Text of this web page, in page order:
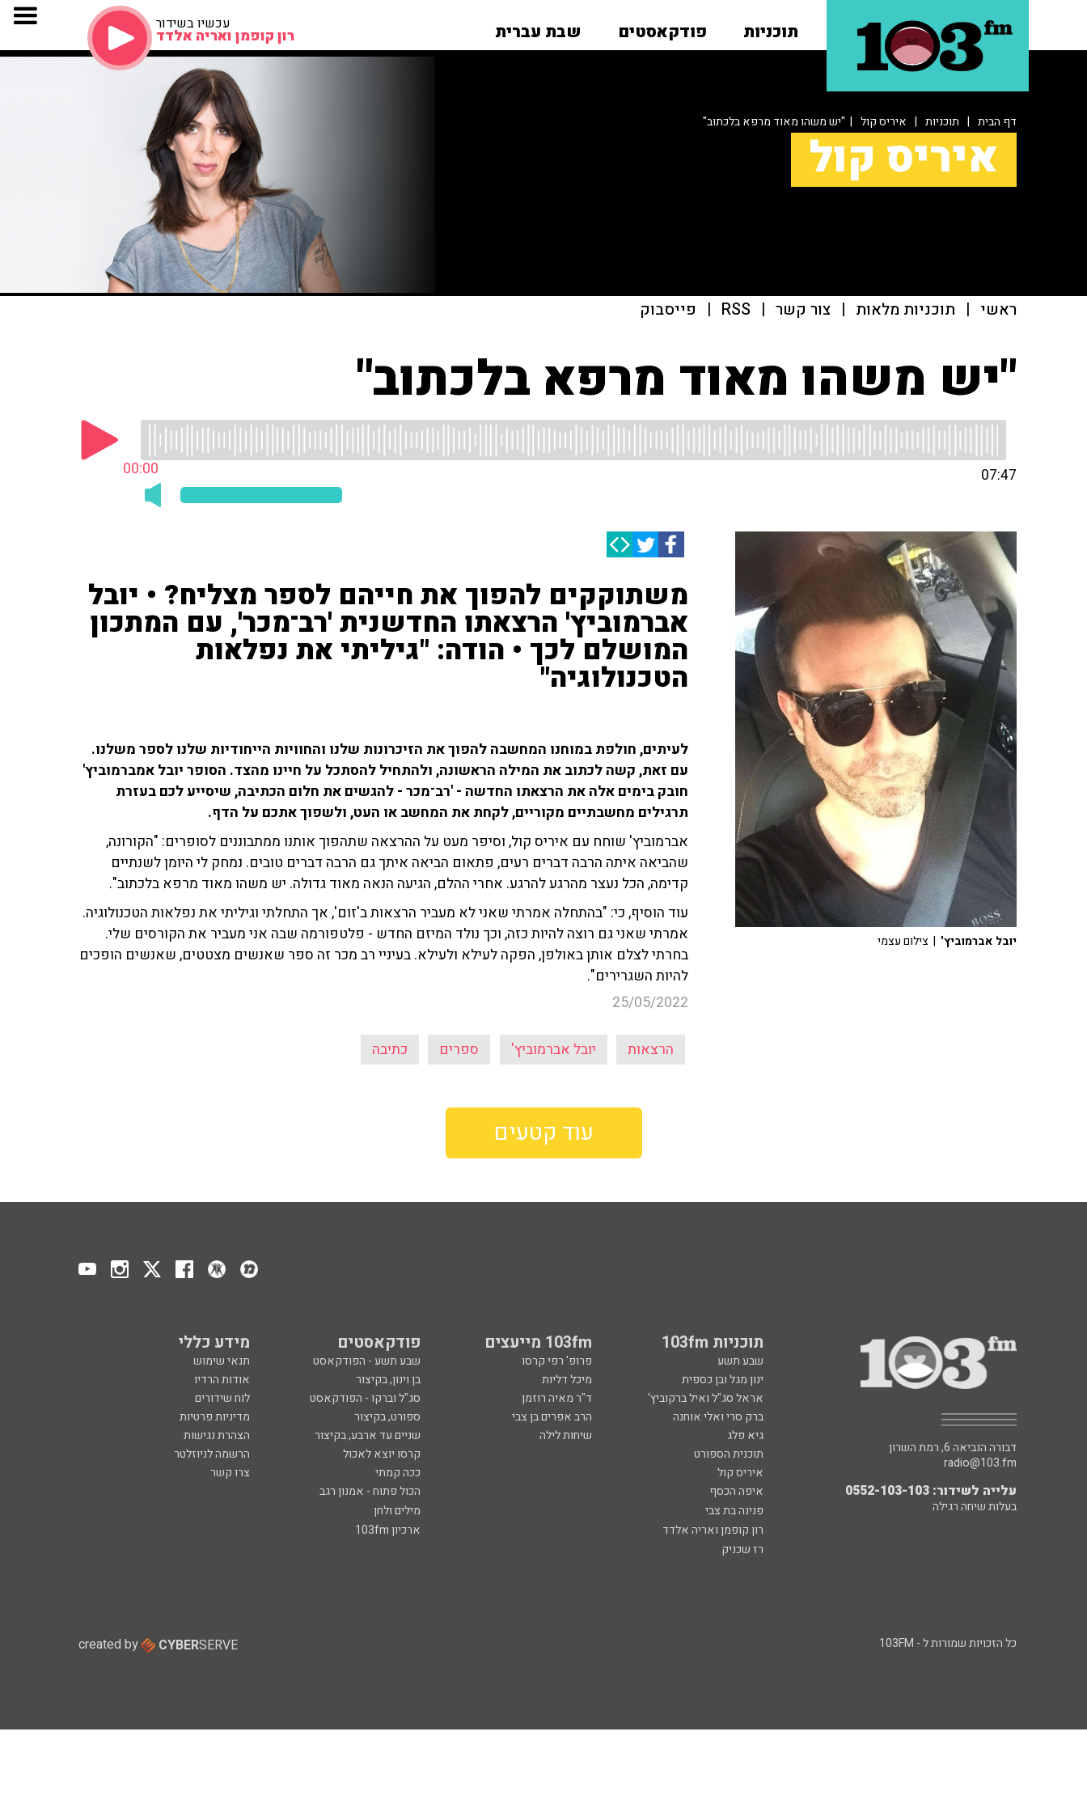
תוכניות פודקאסטים שבת עברית עכשיו בשידור
רון קופמן ואריה אלדד
דף הבית | תוכניות | איריס קול | "יש משהו מאוד מרפא בלכתוב"
איריס קול
ראשי | תוכניות מלאות | צור קשר |
RSS
| פייסבוק
"יש משהו מאוד מרפא בלכתוב"
00:00 07:47
משתוקקים להפוך את חייהם לספר מצליח? • יובל
אברמוביץ' הרצאתו החדשנית 'רב־מכר', עם המתכון
המושלם לכך • הודה: "גיליתי את נפלאות
הטכנולוגיה"
לעיתים, חולפת במוחנו המחשבה להפוך את הזיכרונות שלנו והחוויות הייחודיות שלנו לספר משלנו.
עם זאת, קשה לכתוב את המילה הראשונה, ולהתחיל להסתכל על חיינו מהצד. הסופר יובל אמברמוביץ'
חובק בימים אלה את הרצאתו החדשה - 'רב־מכר - להגשים את חלום הכתיבה, שיסייע לכם בעזרת
תרגילים מחשבתיים מקוריים, לקחת את המחשב או העט, ולשפוך אתכם על הדף.
אברמוביץ' שוחח עם איריס קול, וסיפר מעט על ההרצאה שתהפוך אותנו ממתבוננים לסופרים: "הקורונה,
שהביאה איתה הרבה דברים רעים, פתאום הביאה איתך גם הרבה דברים טובים. נמחק לי היומן לשנתיים
קדימה, הכל נעצר מהרגע להרגע. אחרי ההלם, הגיעה הנאה מאוד גדולה. יש משהו מאוד מרפא בלכתוב".
עוד הוסיף, כי: "בהתחלה אמרתי שאני לא מעביר הרצאות ב'זום', אך התחלתי וגיליתי את נפלאות הטכנולוגיה.
אמרתי שאני גם רוצה להיות כזה, וכך נולד המיזם החדש - פלטפורמה שבה אני מעביר את הקורסים שלי.
בחרתי לצלם אותן באולפן, הפקה לעילא ולעילא. בעיניי רב מכר זה ספר שאנשים מצטטים, שאנשים הופכים
להיות השגרירים".
25/05/2022
הרצאות יובל אברמוביץ' ספרים כתיבה
יובל אברמוביץ' | צילום עצמי
עוד קטעים
תוכניות 103fm 103fm מייעצים פודקאסטים מידע כללי
שבע תשע פרופ' רפי קרסו שבע תשע - הפודקאסט
תנאי שימוש
ינון מגל ובן כספית
מיכל דליות בן וינון, בקיצור
אודות הרדיו
אראל סג"ל ואיל ברקוביץ'
ד"ר מאיה רוזמן סג"ל וברקו - הפודקאסט
לוח שידורים
ברק סרי ואלי אוחנה
הרב אפרים בן צבי ספורט, בקיצור
מדיניות פרטיות
גיא פלג
שיחות לילה שניים עד ארבע, בקיצור
הצהרת נגישות
תוכנית הספורט
קרסו יוצא לאכול
הרשמה לניוזלטר
איריס קול
ככה קמתי
צרו קשר
איפה הכסף
הכול פתוח - אמנון רגב
פנינה בת צבי
מילים ולחן
רון קופמן ואריה אלדד
ארכיון 103fm
רז שכניק
דבורה הנביאה 6, רמת השרון
radio@103.fm
עלייה לשידור: 0552-103-103
בעלות שיחה רגילה
כל הזכויות שמורות ל - 103FM created by CYBERSERVE